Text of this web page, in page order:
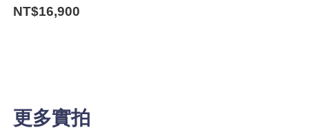
NT$16,900
更多實拍